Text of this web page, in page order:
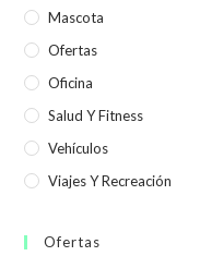
Mascota
Ofertas
Oficina
Salud Y Fitness
Vehículos
Viajes Y Recreación
Ofertas